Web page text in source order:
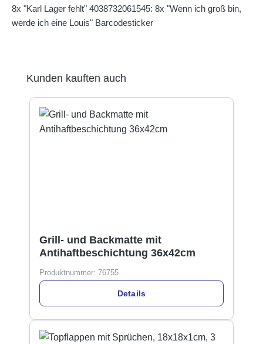
8x "Karl Lager fehlt" 4038732061545: 8x "Wenn ich groß bin,
werde ich eine Louis" Barcodesticker
Produktgalerie überspringen
Kunden kauften auch
Grill- und Backmatte mit
Antihaftbeschichtung 36x42cm
Produktnummer: 76755
Details